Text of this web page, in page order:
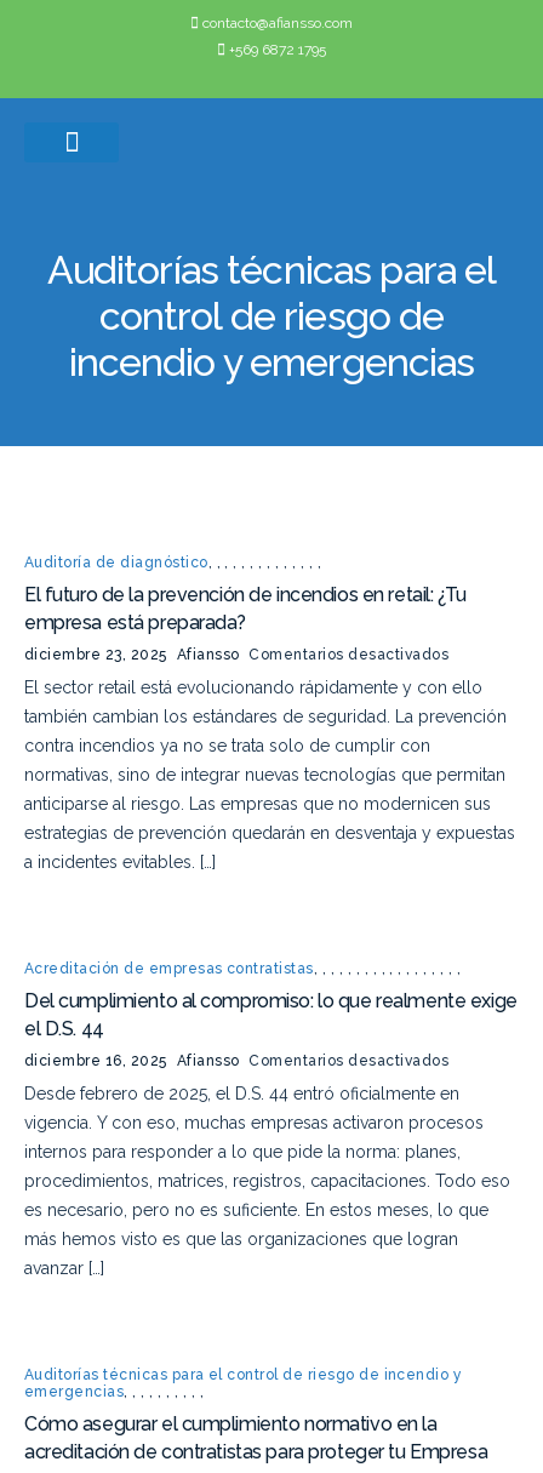
contacto@afiansso.com
+569 6872 1795
Auditorías técnicas para el
control de riesgo de
incendio y emergencias
Auditoría de diagnóstico, ,,,,,,,,,,,,,
El futuro de la prevención de incendios en retail: ¿Tu
empresa está preparada?
diciembre 23, 2025 Afiansso Comentarios desactivados
El sector retail está evolucionando rápidamente y con ello
también cambian los estándares de seguridad. La prevención
contra incendios ya no se trata solo de cumplir con
normativas, sino de integrar nuevas tecnologías que permitan
anticiparse al riesgo. Las empresas que no modernicen sus
estrategias de prevención quedarán en desventaja y expuestas
a incidentes evitables. […]
Acreditación de empresas contratistas
Del cumplimiento al compromiso: lo que realmente exige
el D.S. 44
diciembre 16, 2025 Afiansso Comentarios desactivados
Desde febrero de 2025, el D.S. 44 entró oficialmente en
vigencia. Y con eso, muchas empresas activaron procesos
internos para responder a lo que pide la norma: planes,
procedimientos, matrices, registros, capacitaciones. Todo eso
es necesario, pero no es suficiente. En estos meses, lo que
más hemos visto es que las organizaciones que logran
avanzar […]
Auditorías técnicas para el control de riesgo de incendio y
emergencias
Cómo asegurar el cumplimiento normativo en la
acreditación de contratistas para proteger tu Empresa